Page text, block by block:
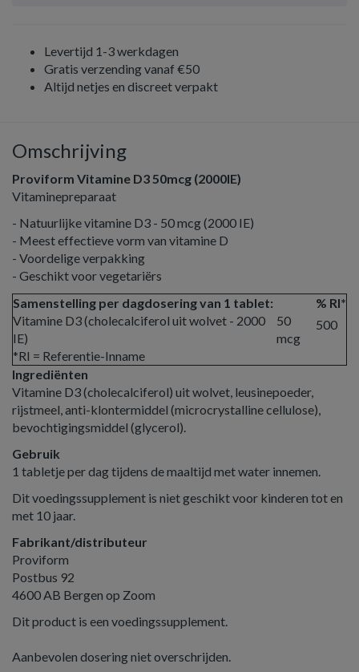
Levertijd 1-3 werkdagen
Gratis verzending vanaf €50
Altijd netjes en discreet verpakt
Omschrijving
Proviform Vitamine D3 50mcg (2000IE)
Vitaminepreparaat
- Natuurlijke vitamine D3 - 50 mcg (2000 IE)
- Meest effectieve vorm van vitamine D
- Voordelige verpakking
- Geschikt voor vegetariërs
Samenstelling per dagdosering van 1 tablet:
% RI*
Vitamine D3 (cholecalciferol uit wolvet - 2000
IE)
50
mcg
500
*RI = Referentie-Inname
Ingrediënten
Vitamine D3 (cholecalciferol) uit wolvet, leusinepoeder,
rijstmeel, anti-klontermiddel (microcrystalline cellulose),
bevochtigingsmiddel (glycerol).
Gebruik
1 tabletje per dag tijdens de maaltijd met water innemen.
Dit voedingssupplement is niet geschikt voor kinderen tot en
met 10 jaar.
Fabrikant/distributeur
Proviform
Postbus 92
4600 AB Bergen op Zoom
Dit product is een voedingssupplement.
Aanbevolen dosering niet overschrijden.